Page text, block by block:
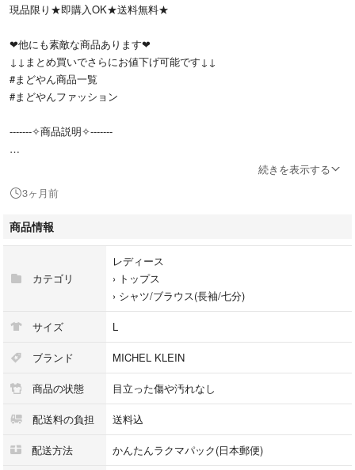
現品限り★即購入OK★送料無料★
❤︎他にも素敵な商品あります❤︎
↓↓まとめ買いでさらにお値下げ可能です↓↓
#まどやん商品一覧
#まどやんファッション
-------✧商品説明✧-------
MICHEL KLEIN
ミッシェルクラン
＊商品写真のお色は撮影時の光の具合などで
多少の違いがございます。ご了承ください。
◆サイズ
肩幅:34
身幅:46
続きを表示する
3ヶ月前
商品情報
カテゴリ
レディース
› トップス
› シャツ/ブラウス(長袖/七分)
サイズ L
ブランド MICHEL KLEIN
商品の状態 目立った傷や汚れなし
配送料の負担 送料込
配送方法 かんたんラクマパック(日本郵便)